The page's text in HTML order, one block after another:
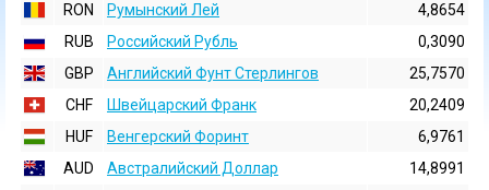
RON
Румынский Лей
4,8654
RUB
Российский Рубль
0,3090
GBP
Английский Фунт Стерлингов
25,7570
CHF
Швейцарский Франк
20,2409
HUF
Венгерский Форинт
6,9761
AUD
Австралийский Доллар
14,8991